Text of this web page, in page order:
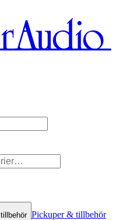
Pickuper & tillbehör